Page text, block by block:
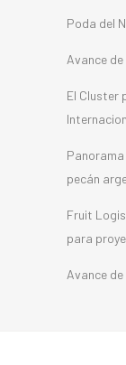
Poda del
Avance
El Cluster
pecán
Fruit
para
Avance